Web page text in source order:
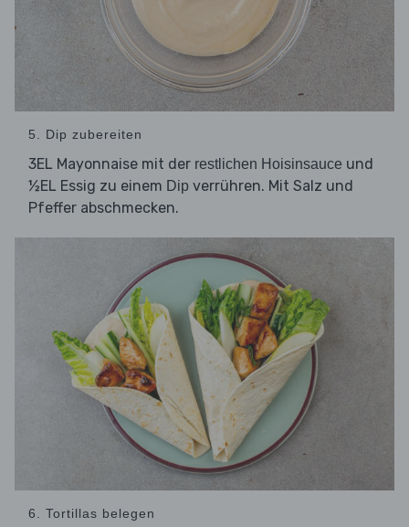
5. Dip zubereiten
3EL Mayonnaise mit der restlichen Hoisinsauce und
½EL Essig zu einem Dip verrühren. Mit Salz und
Pfeffer abschmecken.
6. Tortillas belegen